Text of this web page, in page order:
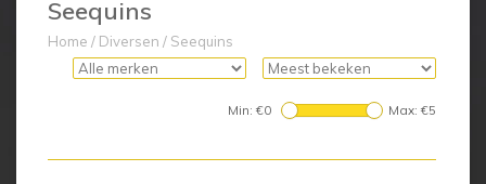
Seequins
Home / Diversen / Seequins
Min: €0 Max: €5